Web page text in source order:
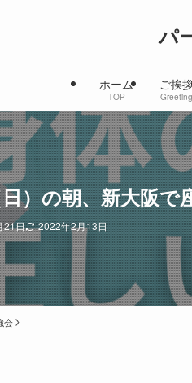
パ
ホーム
TOP
ご挨
Greeting
）の朝、新大阪で
21日 2022年2月13日
会